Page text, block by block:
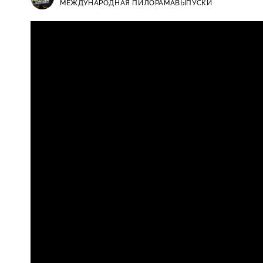
МЕЖДУНАРОДНАЯ ПИЛОРАМАВЫПУСКИ